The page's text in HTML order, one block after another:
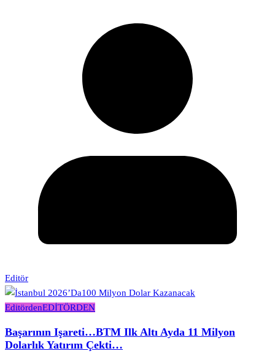
Editör
EditördenEDİTÖRDEN
Başarının Işareti…BTM Ilk Altı Ayda 11 Milyon
Dolarlık Yatırım Çekti…